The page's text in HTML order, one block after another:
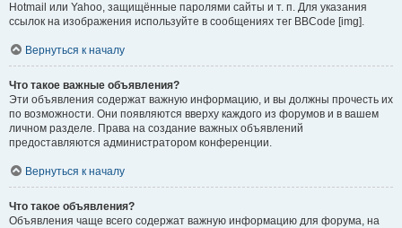
Hotmail или Yahoo, защищённые паролями сайты и т. п. Для указания
ссылок на изображения используйте в сообщениях тег BBCode [img].
Вернуться к началу
Что такое важные объявления?
Эти объявления содержат важную информацию, и вы должны прочесть их
по возможности. Они появляются вверху каждого из форумов и в вашем
личном разделе. Права на создание важных объявлений
предоставляются администратором конференции.
Вернуться к началу
Что такое объявления?
Объявления чаще всего содержат важную информацию для форума, на